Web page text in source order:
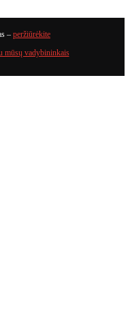
– peržiūrėkite
mūsų vadybininkais